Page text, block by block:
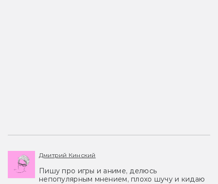
Дмитрий Кинский
Пишу про игры и аниме, делюсь
непопулярным мнением, плохо шучу и кидаю